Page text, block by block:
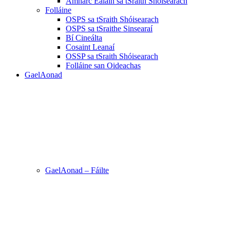
Folláine
OSPS sa tSraith Shóisearach
OSPS sa tSraithe Sinsearaí
Bí Cineálta
Cosaint Leanaí
OSSP sa tSraith Shóisearach
Folláine san Oideachas
GaelAonad
GaelAonad – Fáilte